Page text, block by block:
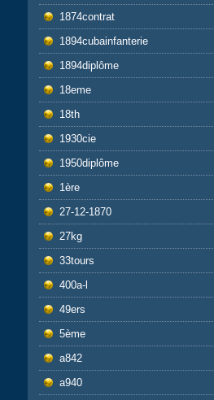
1874contrat
1894cubainfanterie
1894diplôme
18eme
18th
1930cie
1950diplôme
1ère
27-12-1870
27kg
33tours
400a-l
49ers
5ème
a842
a940